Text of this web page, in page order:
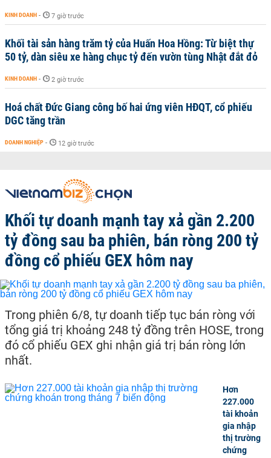
KINH DOANH - 7 giờ trước
Khối tài sản hàng trăm tỷ của Huấn Hoa Hồng: Từ biệt thự
50 tỷ, dàn siêu xe hàng chục tỷ đến vườn tùng Nhật đắt đỏ
KINH DOANH - 2 giờ trước
Hoá chất Đức Giang công bố hai ứng viên HĐQT, cổ phiếu
DGC tăng trần
DOANH NGHIỆP - 12 giờ trước
Khối tự doanh mạnh tay xả gần 2.200
tỷ đồng sau ba phiên, bán ròng 200 tỷ
đồng cổ phiếu GEX hôm nay
Trong phiên 6/8, tự doanh tiếp tục bán ròng với
tổng giá trị khoảng 248 tỷ đồng trên HOSE, trong
đó cổ phiếu GEX ghi nhận giá trị bán ròng lớn
nhất.
Hơn
227.000
tài khoản
gia nhập
thị trường
chứng